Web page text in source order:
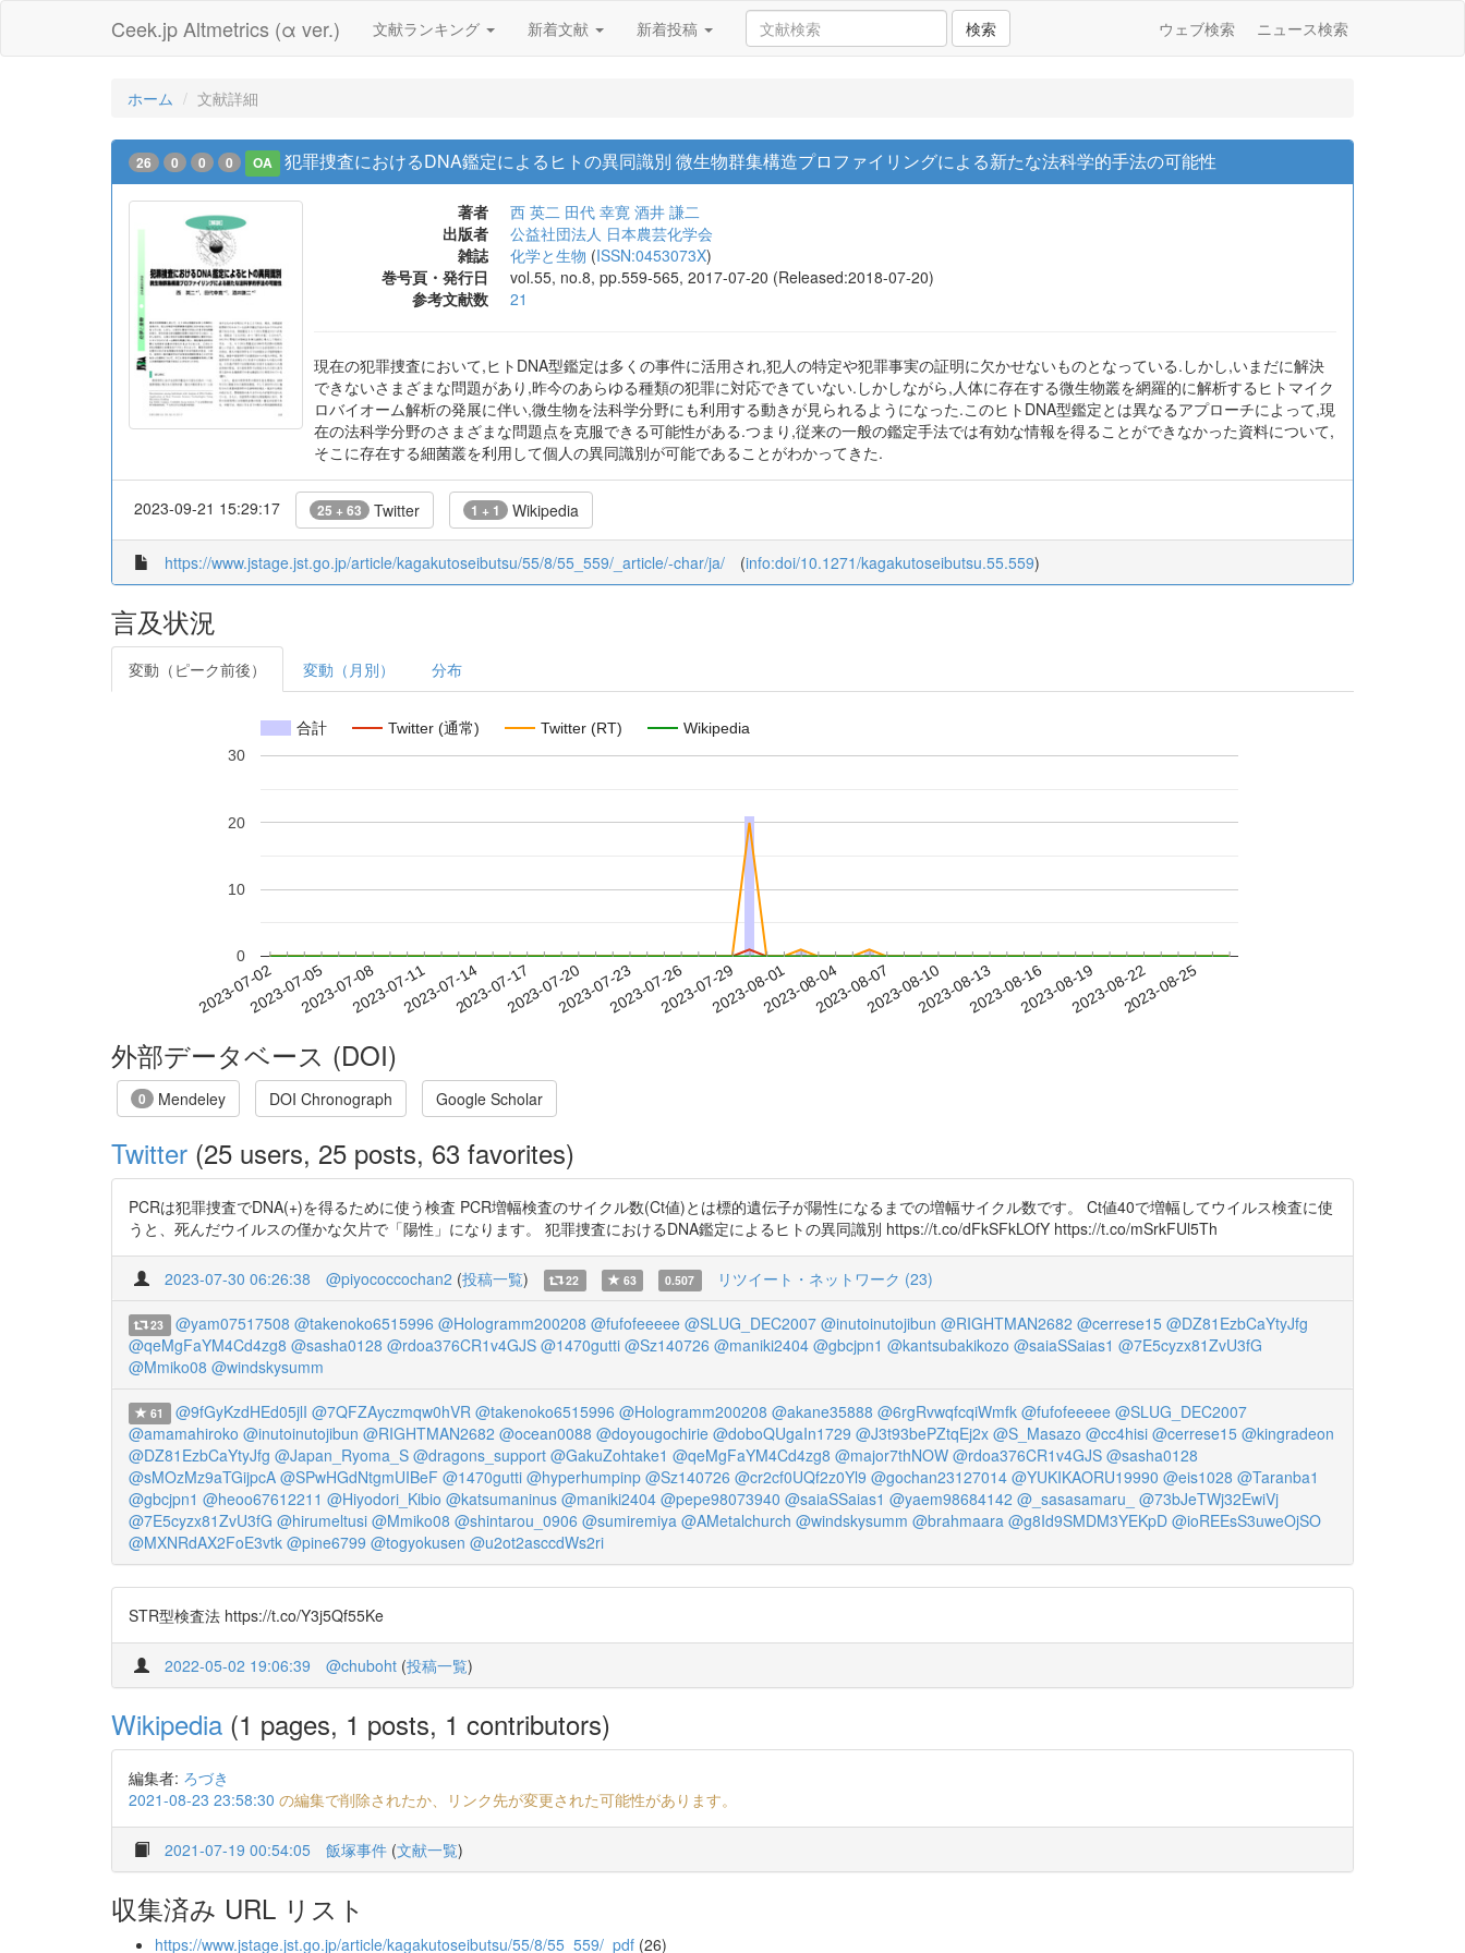
Ceek.jp Altmetrics (α ver.) 文献ランキング 新着文献 新着投稿 検索 ウェブ検索 ニュース検索
ホーム 文献詳細
26 0 0 0 OA 犯罪捜査におけるDNA鑑定によるヒトの異同識別 微生物群集構造プロファイリングによる新たな法科学的手法の可能性
著者 西 英二 田代 幸寛 酒井 謙二
出版者
公益社団法人 日本農芸化学会
雑誌
化学と生物 (ISSN:0453073X)
巻号頁・発行日
vol.55, no.8, pp.559-565, 2017-07-20 (Released:2018-07-20)
参考文献数
21
現在の犯罪捜査において,ヒトDNA型鑑定は多くの事件に活用され,犯人の特定や犯罪事実の証明に欠かせないものとなっている.しかし,いまだに解決
できないさまざまな問題があり,昨今のあらゆる種類の犯罪に対応できていない.しかしながら,人体に存在する微生物叢を網羅的に解析するヒトマイク
ロバイオーム解析の発展に伴い,微生物を法科学分野にも利用する動きが見られるようになった.このヒトDNA型鑑定とは異なるアプローチによって,現
在の法科学分野のさまざまな問題点を克服できる可能性がある.つまり,従来の一般の鑑定手法では有効な情報を得ることができなかった資料について,
そこに存在する細菌叢を利用して個人の異同識別が可能であることがわかってきた.
2023-09-21 15:29:17 25 + 63 Twitter 1 + 1 Wikipedia
https://www.jstage.jst.go.jp/article/kagakutoseibutsu/55/8/55_559/_article/-char/ja/ (info:doi/10.1271/kagakutoseibutsu.55.559)
言及状況
変動（ピーク前後） 変動（月別） 分布
合計 Twitter (通常) Twitter (RT) Wikipedia
2023-07-022023-07-052023-07-082023-07-112023-07-142023-07-172023-07-202023-07-232023-07-262023-07-292023-08-012023-08-042023-08-072023-08-102023-08-132023-08-162023-08-192023-08-222023-08-25
0
10
20
30
外部データベース (DOI)
0 Mendeley DOI Chronograph Google Scholar
Twitter (25 users, 25 posts, 63 favorites)
PCRは犯罪捜査でDNA(+)を得るために使う検査 PCR増幅検査のサイクル数(Ct値)とは標的遺伝子が陽性になるまでの増幅サイクル数です。 Ct値40で増幅してウイルス検査に使
うと、死んだウイルスの僅かな欠片で「陽性」になります。 犯罪捜査におけるDNA鑑定によるヒトの異同識別 https://t.co/dFkSFkLOfY https://t.co/mSrkFUl5Th
2023-07-30 06:26:38 @piyococcochan2 (投稿一覧) 22 63 0.507 リツイート・ネットワーク (23)
23 @yam07517508 @takenoko6515996 @Hologramm200208 @fufofeeeee @SLUG_DEC2007 @inutoinutojibun @RIGHTMAN2682 @cerrese15 @DZ81EzbCaYtyJfg
@qeMgFaYM4Cd4zg8 @sasha0128 @rdoa376CR1v4GJS @1470gutti @Sz140726 @maniki2404 @gbcjpn1 @kantsubakikozo @saiaSSaias1 @7E5cyzx81ZvU3fG
@Mmiko08 @windskysumm
61 @9fGyKzdHEd05jlI @7QFZAyczmqw0hVR @takenoko6515996 @Hologramm200208 @akane35888 @6rgRvwqfcqiWmfk @fufofeeeee @SLUG_DEC2007
@amamahiroko @inutoinutojibun @RIGHTMAN2682 @ocean0088 @doyougochirie @doboQUgaIn1729 @J3t93bePZtqEj2x @S_Masazo @cc4hisi @cerrese15 @kingradeon
@DZ81EzbCaYtyJfg @Japan_Ryoma_S @dragons_support @GakuZohtake1 @qeMgFaYM4Cd4zg8 @major7thNOW @rdoa376CR1v4GJS @sasha0128
@sMOzMz9aTGijpcA @SPwHGdNtgmUIBeF @1470gutti @hyperhumpinp @Sz140726 @cr2cf0UQf2z0Yl9 @gochan23127014 @YUKIKAORU19990 @eis1028 @Taranba1
@gbcjpn1 @heoo67612211 @Hiyodori_Kibio @katsumaninus @maniki2404 @pepe98073940 @saiaSSaias1 @yaem98684142 @_sasasamaru_
@73bJeTWj32EwiVj
@7E5cyzx81ZvU3fG @hirumeltusi @Mmiko08 @shintarou_0906 @sumiremiya @AMetalchurch @windskysumm @brahmaara @g8Id9SMDM3YEKpD @ioREEsS3uweOjSO
@MXNRdAX2FoE3vtk @pine6799 @togyokusen @u2ot2asccdWs2ri
STR型検査法 https://t.co/Y3j5Qf55Ke
2022-05-02 19:06:39 @chuboht (投稿一覧)
Wikipedia (1 pages, 1 posts, 1 contributors)
編集者: ろづき
2021-08-23 23:58:30 の編集で削除されたか、リンク先が変更された可能性があります。
2021-07-19 00:54:05 飯塚事件 (文献一覧)
収集済み URL リスト
https://www.jstage.jst.go.jp/article/kagakutoseibutsu/55/8/55_559/_pdf (26)